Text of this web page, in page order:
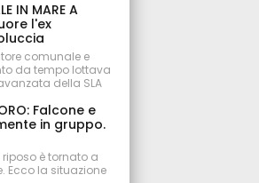
IN MARE A
l'ex
comunale e
da tempo lottava
della SLA
Falcone e
in gruppo.
è tornato a
Ecco la situazione